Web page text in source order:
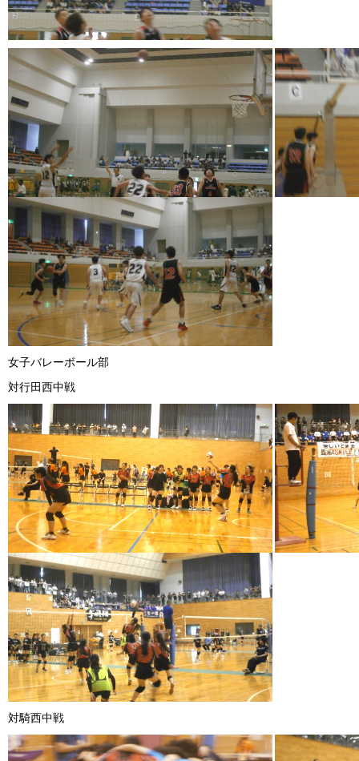
女子バレーボール部
対行田西中戦
対騎西中戦